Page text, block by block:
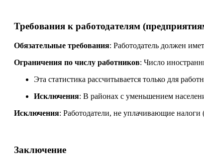
Требования к работодателям
Обязательные требования: Работодатель должен
Ограничения по числу работников: Число
Эта статистика рассчитывается только для
Исключения: В районах с уменьшением
Исключения: Работодатели, не уплачивающие
Заключение